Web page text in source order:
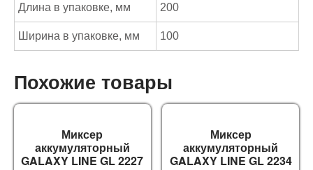
Длина в упаковке, мм 200
Ширина в упаковке, мм 100
Похожие товары
Миксер
аккумуляторный
GALAXY LINE GL 2227
Миксер
аккумуляторный
GALAXY LINE GL 2234